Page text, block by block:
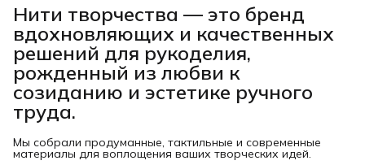
Нити творчества — это бренд
вдохновляющих и качественных
решений для рукоделия,
рожденный из любви к
созиданию и эстетике ручного
труда.
Мы собрали продуманные, тактильные и современные
материалы для воплощения ваших творческих идей.